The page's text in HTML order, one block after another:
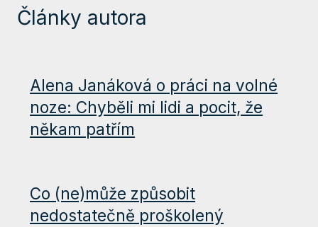
Články autora
Alena Janáková o práci na volné
noze: Chyběli mi lidi a pocit, že
někam patřím
Co (ne)může způsobit
nedostatečně proškolený